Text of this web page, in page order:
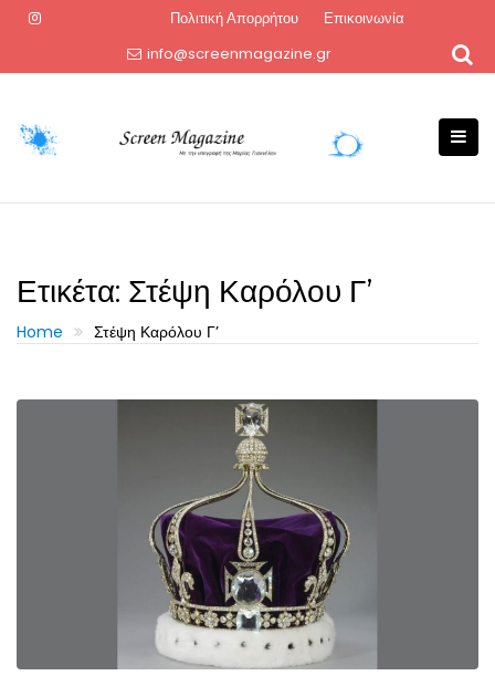
Πολιτική Απορρήτου
Επικοινωνία
info@screenmagazine.gr
Ετικέτα: Στέψη Καρόλου Γ’
Home Στέψη Καρόλου Γ’